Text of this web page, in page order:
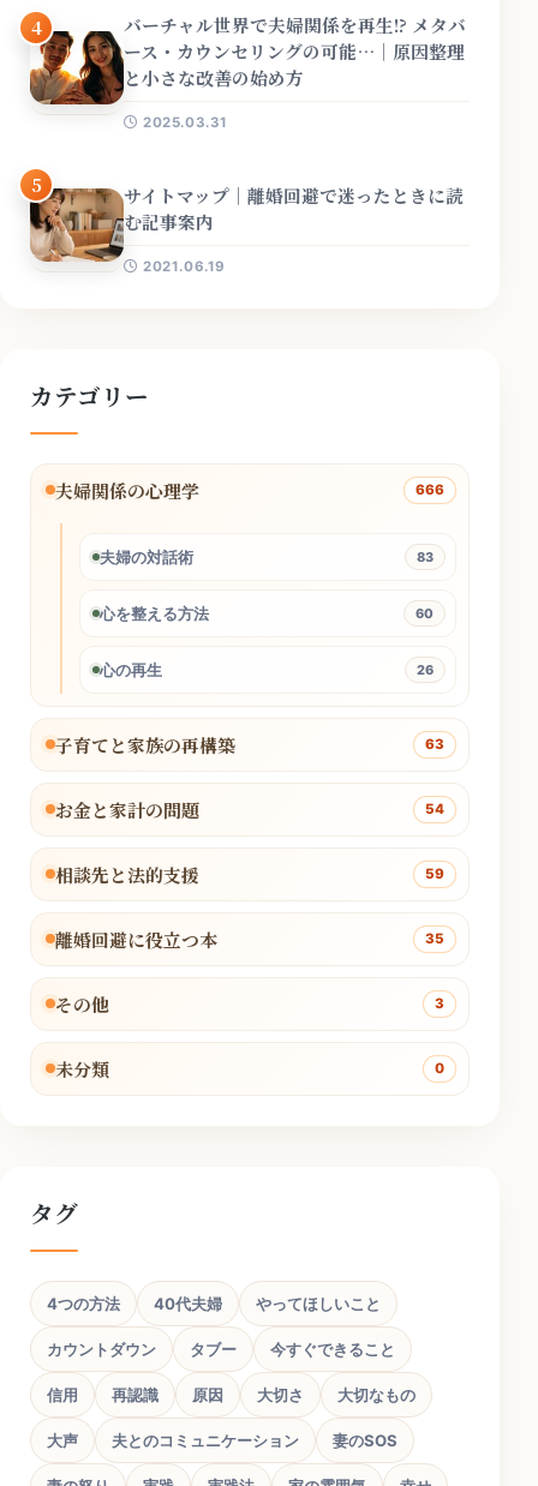
4
バーチャル世界で夫婦関係を再生!? メタバ
ース・カウンセリングの可能…｜原因整理
と小さな改善の始め方
2025.03.31
5
サイトマップ｜離婚回避で迷ったときに読
む記事案内
2021.06.19
カテゴリー
夫婦関係の心理学 666
夫婦の対話術 83
心を整える方法 60
心の再生 26
子育てと家族の再構築 63
お金と家計の問題 54
相談先と法的支援 59
離婚回避に役立つ本 35
その他 3
未分類 0
タグ
4つの方法 40代夫婦 やってほしいこと
カウントダウン タブー 今すぐできること
信用 再認識 原因 大切さ 大切なもの
大声 夫とのコミュニケーション 妻のSOS